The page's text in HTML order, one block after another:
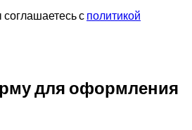
с политикой
для оформления